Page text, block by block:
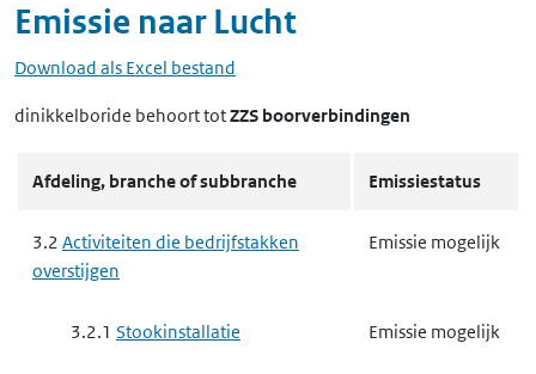
Emissie naar Lucht
Download als Excel bestand
dinikkelboride behoort totZZS boorverbindingen
Afdeling, branche of subbranche Emissiestatus
3.2 Activiteiten die bedrijfstakken
overstijgen
Emissie mogelijk
3.2.1 Stookinstallatie Emissie mogelijk